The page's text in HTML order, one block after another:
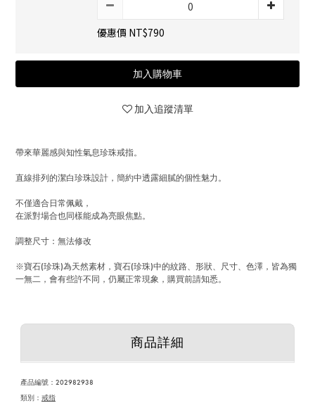
優惠價 NT$790
加入購物車
加入追蹤清單
帶來華麗感與知性氣息珍珠戒指。
直線排列的潔白珍珠設計，簡約中透露細膩的個性魅力。
不僅適合日常佩戴，
在派對場合也同樣能成為亮眼焦點。
調整尺寸：無法修改
※寶石(珍珠)為天然素材，寶石(珍珠)中的紋路、形狀、尺寸、色澤，皆為獨
一無二，會有些許不同，仍屬正常現象，購買前請知悉。
商品詳細
產品編號： 202982938
類別： 戒指